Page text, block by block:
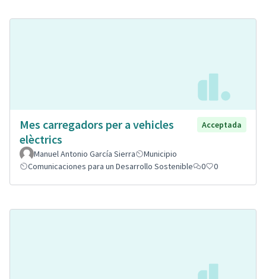
Mes carregadors per a vehicles
elèctrics
Acceptada
Manuel Antonio García Sierra
Municipio
Comunicaciones para un Desarrollo Sostenible
0 0